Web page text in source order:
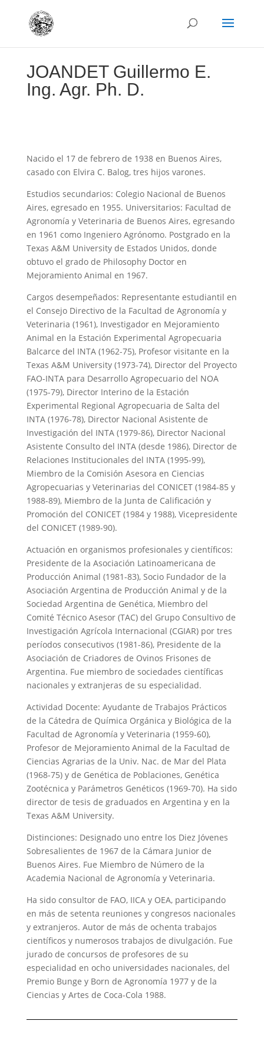
JOANDET Guillermo E.
Ing. Agr. Ph. D.
Nacido el 17 de febrero de 1938 en Buenos Aires,
casado con Elvira C. Balog, tres hijos varones.
Estudios secundarios: Colegio Nacional de Buenos
Aires, egresado en 1955. Universitarios: Facultad de
Agronomía y Veterinaria de Buenos Aires, egresando
en 1961 como Ingeniero Agrónomo. Postgrado en la
Texas A&M University de Estados Unidos, donde
obtuvo el grado de Philosophy Doctor en
Mejoramiento Animal en 1967.
Cargos desempeñados: Representante estudiantil en
el Consejo Directivo de la Facultad de Agronomía y
Veterinaria (1961), Investigador en Mejoramiento
Animal en la Estación Experimental Agropecuaria
Balcarce del INTA (1962-75), Profesor visitante en la
Texas A&M University (1973-74), Director del Proyecto
FAO-INTA para Desarrollo Agropecuario del NOA
(1975-79), Director Interino de la Estación
Experimental Regional Agropecuaria de Salta del
INTA (1976-78), Director Nacional Asistente de
Investigación del INTA (1979-86), Director Nacional
Asistente Consulto del INTA (desde 1986), Director de
Relaciones Institucionales del INTA (1995-99),
Miembro de la Comisión Asesora en Ciencias
Agropecuarias y Veterinarias del CONICET (1984-85 y
1988-89), Miembro de la Junta de Calificación y
Promoción del CONICET (1984 y 1988), Vicepresidente
del CONICET (1989-90).
Actuación en organismos profesionales y científicos:
Presidente de la Asociación Latinoamericana de
Producción Animal (1981-83), Socio Fundador de la
Asociación Argentina de Producción Animal y de la
Sociedad Argentina de Genética, Miembro del
Comité Técnico Asesor (TAC) del Grupo Consultivo de
Investigación Agrícola Internacional (CGIAR) por tres
períodos consecutivos (1981-86), Presidente de la
Asociación de Criadores de Ovinos Frisones de
Argentina. Fue miembro de sociedades científicas
nacionales y extranjeras de su especialidad.
Actividad Docente: Ayudante de Trabajos Prácticos
de la Cátedra de Química Orgánica y Biológica de la
Facultad de Agronomía y Veterinaria (1959-60),
Profesor de Mejoramiento Animal de la Facultad de
Ciencias Agrarias de la Univ. Nac. de Mar del Plata
(1968-75) y de Genética de Poblaciones, Genética
Zootécnica y Parámetros Genéticos (1969-70). Ha sido
director de tesis de graduados en Argentina y en la
Texas A&M University.
Distinciones: Designado uno entre los Diez Jóvenes
Sobresalientes de 1967 de la Cámara Junior de
Buenos Aires. Fue Miembro de Número de la
Academia Nacional de Agronomía y Veterinaria.
Ha sido consultor de FAO, IICA y OEA, participando
en más de setenta reuniones y congresos nacionales
y extranjeros. Autor de más de ochenta trabajos
científicos y numerosos trabajos de divulgación. Fue
jurado de concursos de profesores de su
especialidad en ocho universidades nacionales, del
Premio Bunge y Born de Agronomía 1977 y de la
Ciencias y Artes de Coca-Cola 1988.